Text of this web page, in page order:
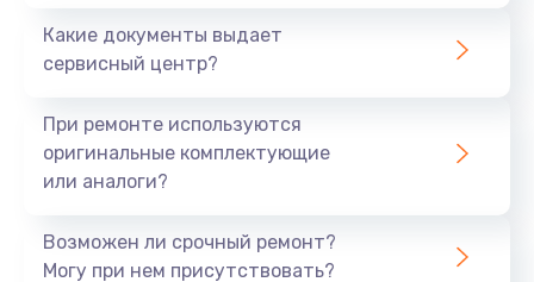
Восстановление после попадания влаги
Заказать
Какие документы выдает
сервисный центр?
При ремонте используются
оригинальные комплектующие
или аналоги?
Возможен ли срочный ремонт?
Могу при нем присутствовать?